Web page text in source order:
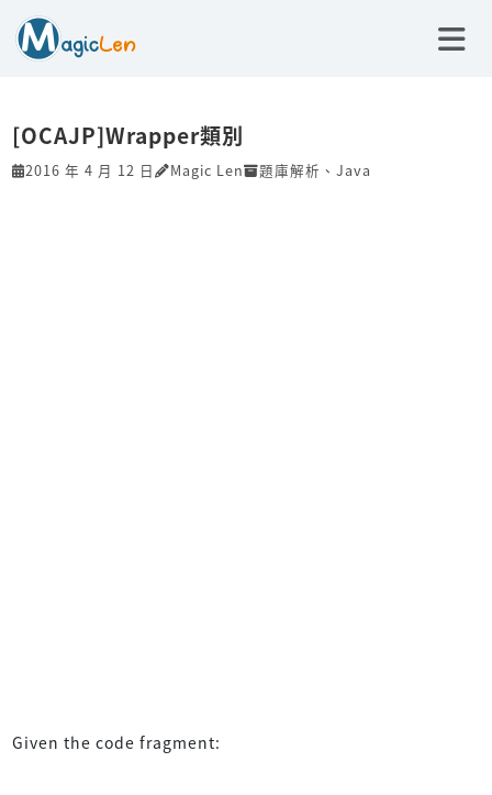
[OCAJP]Wrapper類別
2016 年 4 月 12 日 Magic Len 題庫解析 、 Java
Given the code fragment: